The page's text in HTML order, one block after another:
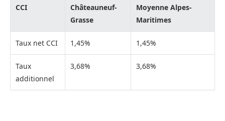
CCI
Châteauneuf-
Grasse
Moyenne Alpes-
Maritimes
Taux net CCI 1,45% 1,45%
Taux
additionnel
3,68% 3,68%